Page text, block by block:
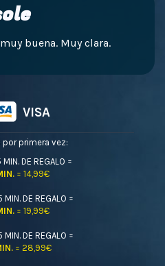
buena. Muy clara.
VISA
por primera vez:
MIN. DE REGALO =
= 14,99€
DE REGALO =
= 19,99€
MIN. DE REGALO =
= 28,99€